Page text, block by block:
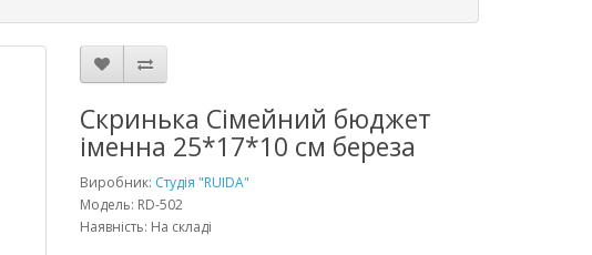
Скринька Сімейний бюджет
іменна 25*17*10 см береза
Виробник: Студія "RUIDA"
Модель: RD-502
Наявність: На складі